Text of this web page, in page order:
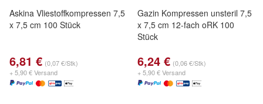
Askina Vliestoffkompressen 7,5
x 7,5 cm 100 Stück
6,81 € (0,07 €/Stk)
+ 5,90 € Versand
Gazin Kompressen unsteril 7,5
x 7,5 cm 12-fach oRK 100
Stück
6,24 € (0,06 €/Stk)
+ 5,90 € Versand